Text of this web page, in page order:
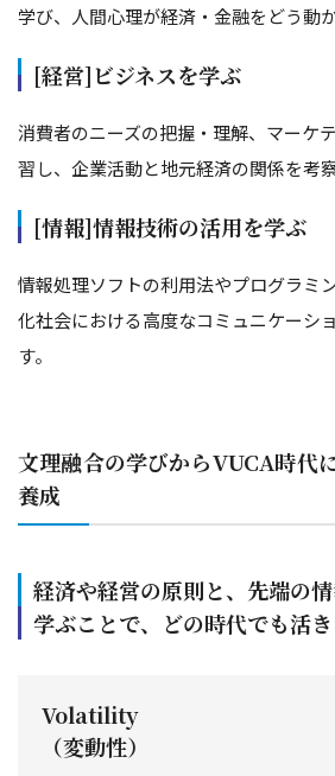
学び、人間心理が経済・金融をどう動
[経営]ビジネスを学ぶ
消費者のニーズの把握・理解、マーケ
習し、企業活動と地元経済の関係を考
[情報]情報技術の活用を学ぶ
情報処理ソフトの利用法やプログラミ
化社会における高度なコミュニケーシ
す。
文理融合の学びからVUCA時代
養成
経済や経営の原則と、先端の
学ぶことで、どの時代でも活
Volatility
（変動性）